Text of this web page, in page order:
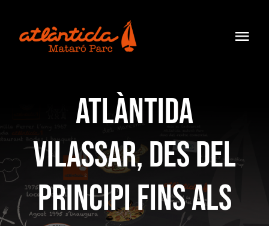
Carta
Restaurants
Blog
Atlàntida
Vilassar, des del
principi fins als